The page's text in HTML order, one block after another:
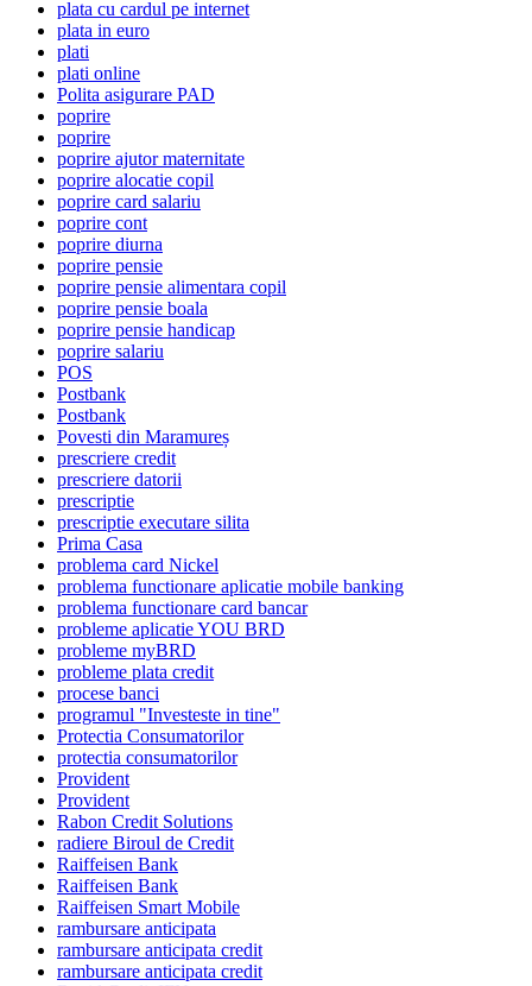
plata cu cardul pe internet
plata in euro
plati
plati online
Polita asigurare PAD
poprire
poprire
poprire ajutor maternitate
poprire alocatie copil
poprire card salariu
poprire cont
poprire diurna
poprire pensie
poprire pensie alimentara copil
poprire pensie boala
poprire pensie handicap
poprire salariu
POS
Postbank
Postbank
Povesti din Maramureș
prescriere credit
prescriere datorii
prescriptie
prescriptie executare silita
Prima Casa
problema card Nickel
problema functionare aplicatie mobile banking
problema functionare card bancar
probleme aplicatie YOU BRD
probleme myBRD
probleme plata credit
procese banci
programul "Investeste in tine"
Protectia Consumatorilor
protectia consumatorilor
Provident
Provident
Rabon Credit Solutions
radiere Biroul de Credit
Raiffeisen Bank
Raiffeisen Bank
Raiffeisen Smart Mobile
rambursare anticipata
rambursare anticipata credit
rambursare anticipata credit